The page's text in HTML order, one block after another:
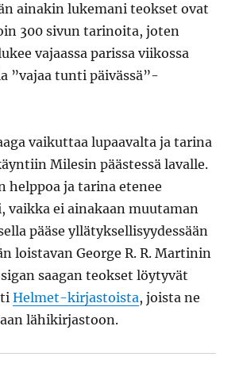
ainakin lukemani teokset ovat
300 sivun tarinoita, joten
vajaassa parissa viikossa
”vajaa tunti päivässä”-
vaikuttaa lupaavalta ja tarina
Milesin päästessä lavalle.
helppoa ja tarina etenee
vaikka ei ainakaan muutaman
pääse yllätyksellisyydessään
loistavan George R. R. Martinin
saagan teokset löytyvät
Helmet-kirjastoista, joista ne
lähikirjastoon.